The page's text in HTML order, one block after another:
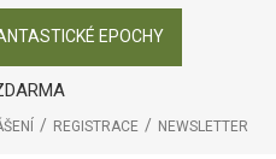
EPOCHY
REGISTRACE NEWSLETTER